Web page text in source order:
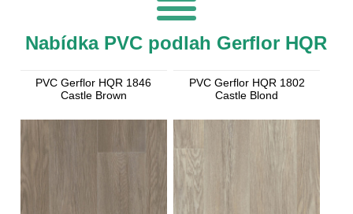
poskytuje zvukovou izolaci a díky antibakteriální přísadě
SANASOL působí antibakteriálně. Vybavte si interiér
příjemnými dekory dřeva, mramorovanými vzory nebo zkuste
vzhled mozaiky. Vše najdete na našem
pražské
Nabídka PVC podlah Gerflor HQR
PVC Gerflor HQR 1846
Castle Brown
PVC Gerflor HQR 1802
Castle Blond